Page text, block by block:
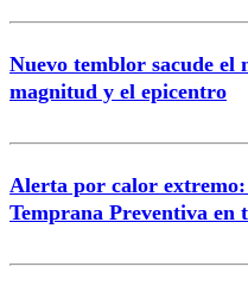
Nuevo temblor sacude el
magnitud y el epicentro
Alerta por calor
Temprana Preventiva en